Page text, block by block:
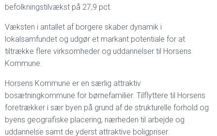
befolkningstilvækst på 27,9 pct.
Væksten i antallet af borgere skaber dynamik i
lokalsamfundet og udgør et markant potentiale for at
tiltrække flere virksomheder og uddannelser til Horsens
Kommune.
Horsens Kommune er en særlig attraktiv
bosætningkommune for børnefamilier. Tilflyttere til Horsens
foretrækker i sær byen på grund af de strukturelle forhold og
byens geografiske placering, nærheden til arbejde og
uddannelse samt de yderst attraktive boligpriser.